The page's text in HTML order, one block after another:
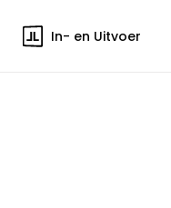
In- en Uitvoer